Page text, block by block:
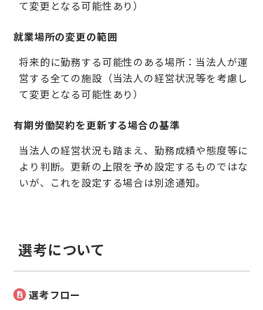
て変更となる可能性あり）
就業場所の変更の範囲
将来的に勤務する可能性のある場所：当法人が運
営する全ての施設（当法人の経営状況等を考慮し
て変更となる可能性あり）
有期労働契約を更新する場合の基準
当法人の経営状況も踏まえ、勤務成績や態度等に
より判断。更新の上限を予め設定するものではな
いが、これを設定する場合は別途通知。
選考について
選考フロー